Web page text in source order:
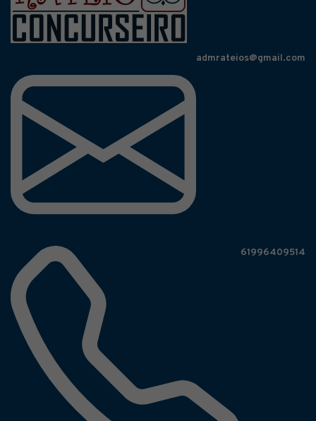
admrateios@gmail.com
61996409514